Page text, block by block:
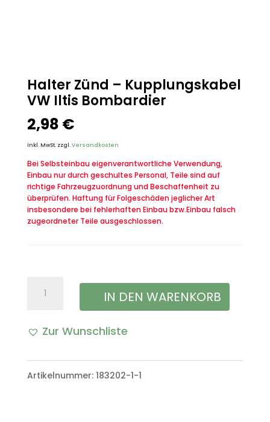
Halter Zünd – Kupplungskabel
VW Iltis Bombardier
2,98 €
inkl. MwSt. zzgl.Versandkosten
Bei Selbsteinbau eigenverantwortliche Verwendung,
Einbau nur durch geschultes Personal, Teile sind auf
richtige Fahrzeugzuordnung und Beschaffenheit zu
überprüfen. Haftung für Folgeschäden jeglicher Art
insbesondere bei fehlerhaften Einbau bzw.Einbau falsch
zugeordneter Teile ausgeschlossen.
Halter
-
VW
IN DEN WARENKORB
Zur Wunschliste
lArtikelnummer: 183202-1-1